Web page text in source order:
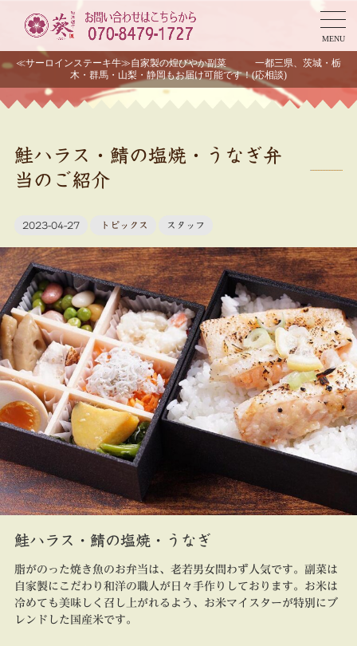
MENU
≪サーロインステーキ牛≫自家製の煌びやか副菜 一都三県、茨城・栃
木・群馬・山梨・静岡もお届け可能です！(応相談)
鮭ハラス・鯖の塩焼・うなぎ弁
当のご紹介
2023-04-27 トピックス スタッフ
鮭ハラス・鯖の塩焼・うなぎ
脂がのった焼き魚のお弁当は、老若男女問わず人気です。副菜は
自家製にこだわり和洋の職人が日々手作りしております。お米は
冷めても美味しく召し上がれるよう、お米マイスターが特別にブ
レンドした国産米です。